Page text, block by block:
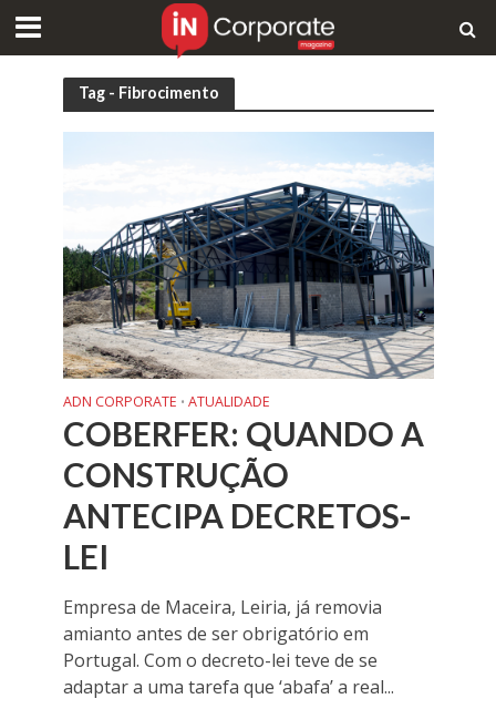
Tag - Fibrocimento
ADN CORPORATE • ATUALIDADE
COBERFER: QUANDO A
CONSTRUÇÃO
ANTECIPA DECRETOS-
LEI
Empresa de Maceira, Leiria, já removia
amianto antes de ser obrigatório em
Portugal. Com o decreto-lei teve de se
adaptar a uma tarefa que ‘abafa’ a real...